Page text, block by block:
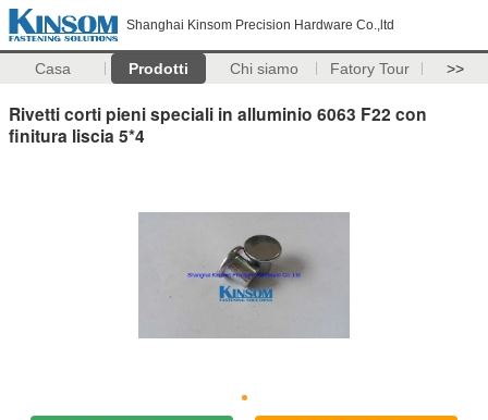
Shanghai Kinsom Precision Hardware Co.,ltd
Casa Prodotti Chi siamo Fatory Tour >>
Rivetti corti pieni speciali in alluminio 6063 F22 con
finitura liscia 5*4